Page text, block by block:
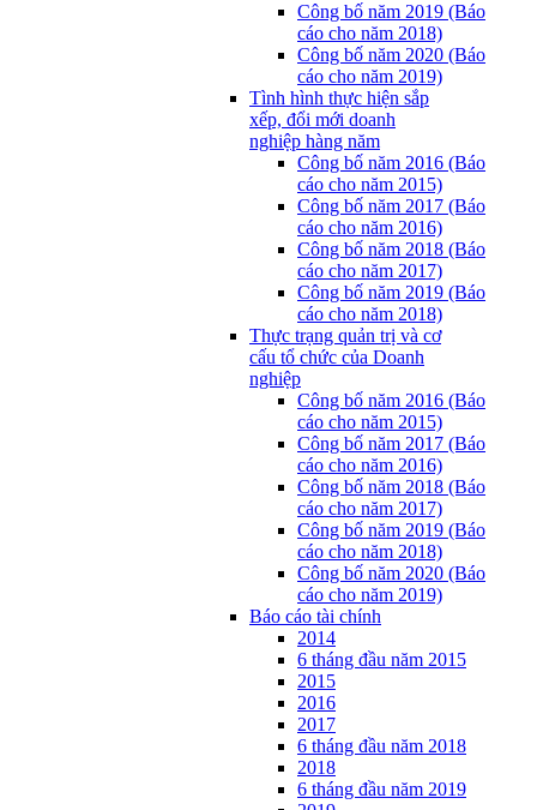
Công bố năm 2019 (Báo
cáo cho năm 2018)
Công bố năm 2020 (Báo
cáo cho năm 2019)
Tình hình thực hiện sắp
xếp, đổi mới doanh
nghiệp hàng năm
Công bố năm 2016 (Báo
cáo cho năm 2015)
Công bố năm 2017 (Báo
cáo cho năm 2016)
Công bố năm 2018 (Báo
cáo cho năm 2017)
Công bố năm 2019 (Báo
cáo cho năm 2018)
Thực trạng quản trị và cơ
cấu tổ chức của Doanh
nghiệp
Công bố năm 2016 (Báo
cáo cho năm 2015)
Công bố năm 2017 (Báo
cáo cho năm 2016)
Công bố năm 2018 (Báo
cáo cho năm 2017)
Công bố năm 2019 (Báo
cáo cho năm 2018)
Công bố năm 2020 (Báo
cáo cho năm 2019)
Báo cáo tài chính
2014
6 tháng đầu năm 2015
2015
2016
2017
6 tháng đầu năm 2018
2018
6 tháng đầu năm 2019